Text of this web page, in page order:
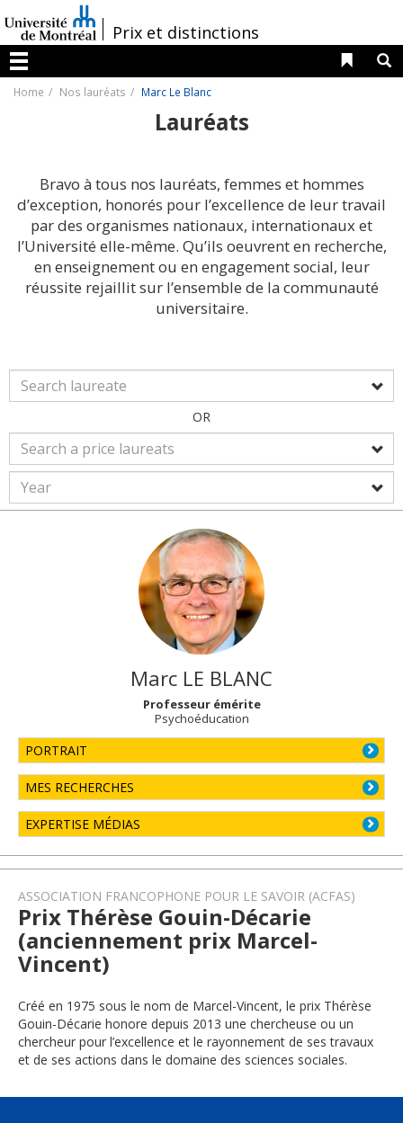
au
contenu
/Prix et distinctions
Menu
Liens
Home Nos lauréats Marc Le Blanc
Lauréats
Bravo à tous nos lauréats, femmes et hommes
d’exception, honorés pour l’excellence de leur travail
par des organismes nationaux, internationaux et
l’Université elle-même. Qu’ils oeuvrent en recherche,
en enseignement ou en engagement social, leur
réussite rejaillit sur l’ensemble de la communauté
universitaire.
OR
Marc LE BLANC
Professeur émérite
Psychoéducation
PORTRAIT
MES RECHERCHES
EXPERTISE MÉDIAS
ASSOCIATION FRANCOPHONE POUR LE SAVOIR (ACFAS)
Prix Thérèse Gouin-Décarie
(anciennement prix Marcel-
Vincent)
Créé en 1975 sous le nom de Marcel-Vincent, le prix Thérèse
Gouin-Décarie honore depuis 2013 une chercheuse ou un
chercheur pour l’excellence et le rayonnement de ses travaux
et de ses actions dans le domaine des sciences sociales.